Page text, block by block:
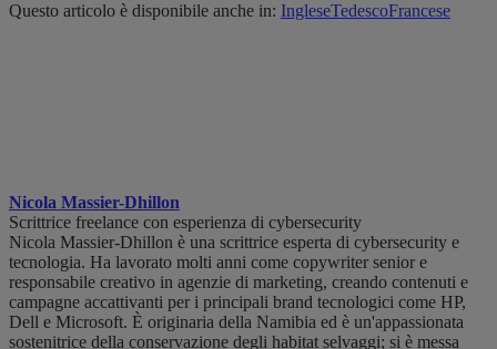
Questo articolo è disponibile anche in: IngleseTedescoFrancese
Nicola Massier-Dhillon
Scrittrice freelance con esperienza di cybersecurity
Nicola Massier-Dhillon è una scrittrice esperta di cybersecurity e
tecnologia. Ha lavorato molti anni come copywriter senior e
responsabile creativo in agenzie di marketing, creando contenuti e
campagne accattivanti per i principali brand tecnologici come HP,
Dell e Microsoft. È originaria della Namibia ed è un'appassionata
sostenitrice della conservazione degli habitat selvaggi; si è messa